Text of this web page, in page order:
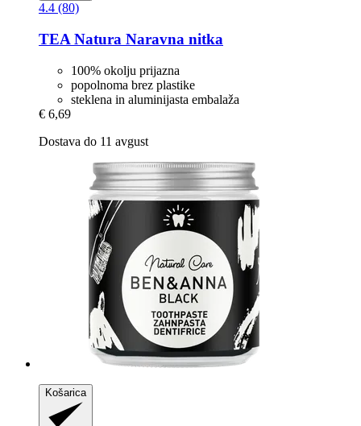
4.4 (80)
TEA Natura Naravna nitka
100% okolju prijazna
popolnoma brez plastike
steklena in aluminijasta embalaža
€ 6,69
Dostava do 11 avgust
Košarica